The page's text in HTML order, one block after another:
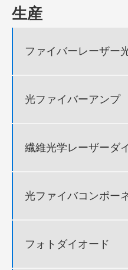
生産
ファイバーレーザー
光ファイバーアンプ
繊維光学レーザーダ
光ファイバコンポー
フォトダイオード